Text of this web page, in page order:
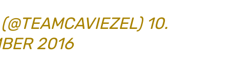
10.
2016